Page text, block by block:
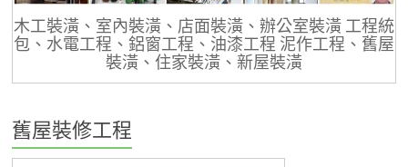
木工裝潢、室內裝潢、店面裝潢、辦公室裝潢 工程統
包、水電工程、鋁窗工程、油漆工程 泥作工程、舊屋
裝潢、住家裝潢、新屋裝潢
舊屋裝修工程